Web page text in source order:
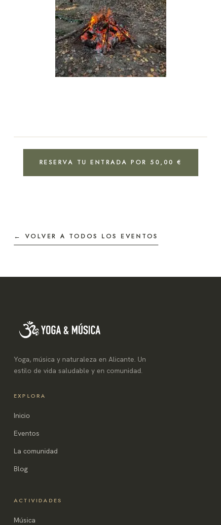
RESERVA TU ENTRADA POR 50,00 €
← VOLVER A TODOS LOS EVENTOS
Yoga, música y naturaleza en Alicante. Un
estilo de vida saludable y en comunidad.
EXPLORA
Inicio
Eventos
La comunidad
Blog
ACTIVIDADES
Música